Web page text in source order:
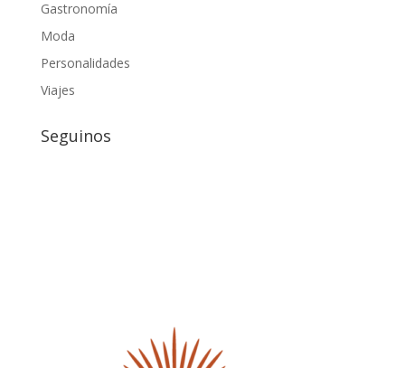
Gastronomía
Moda
Personalidades
Viajes
Seguinos